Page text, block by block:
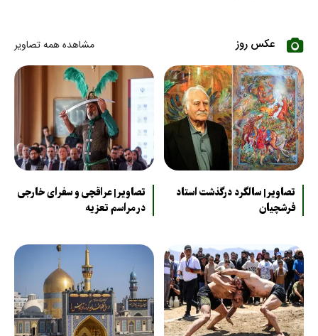
عکس روز مشاهده همه تصاویر
تصاویر| سالگرد درگذشت استاد
فرشچیان
تصاویر| عراقچی و سفرای خارجی
در مراسم تعزیه